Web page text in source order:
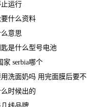
运行
什么资料
意思
是什么型号电池
家 serbia哪个
洗面奶吗 用完面膜后要不
么时候出的